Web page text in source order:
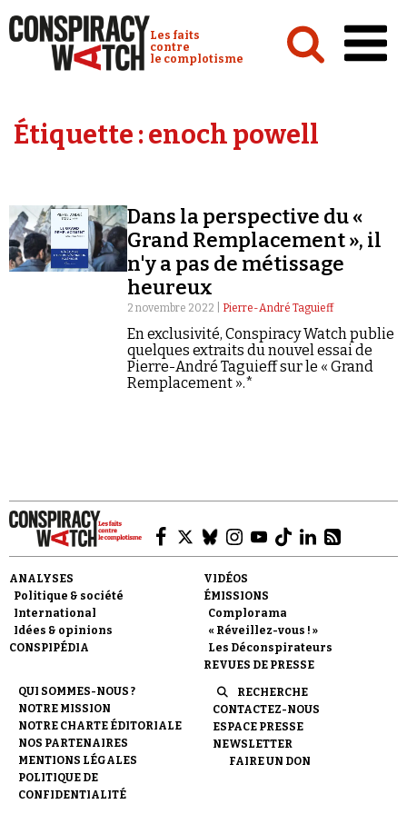
Conspiracy Watch :
Les faits
contre
le complotisme
Analyses
Vidéos
Émissions
Revues de presse
Newsletter
Faire un don
Étiquette :enoch powell
Dans la perspective du «
Grand Remplacement », il
n'y a pas de métissage
heureux
2 novembre 2022 | Pierre-André Taguieff
En exclusivité, Conspiracy Watch publie
quelques extraits du nouvel essai de
Pierre-André Taguieff sur le « Grand
Remplacement ».*
ANALYSES
Politique & société
International
Idées & opinions
CONSPIPÉDIA
VIDÉOS
ÉMISSIONS
Complorama
« Réveillez-vous ! »
Les Déconspirateurs
REVUES DE PRESSE
QUI SOMMES-NOUS ?
NOTRE MISSION
NOTRE CHARTE ÉDITORIALE
NOS PARTENAIRES
MENTIONS LÉGALES
POLITIQUE DE
CONFIDENTIALITÉ
RECHERCHE
CONTACTEZ-NOUS
ESPACE PRESSE
NEWSLETTER
FAIRE UN DON